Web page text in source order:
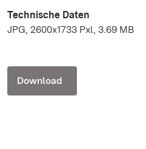
Technische Daten
JPG, 2600x1733 Pxl, 3.69 MB
Download